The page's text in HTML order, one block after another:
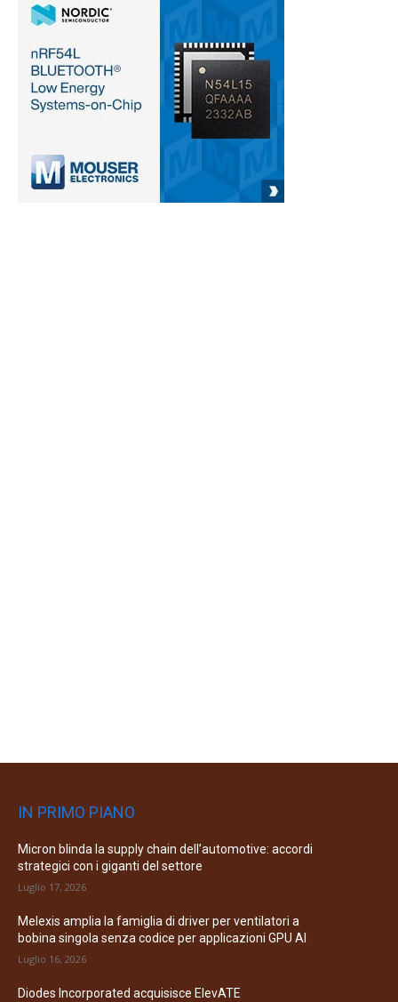
IN PRIMO PIANO
Micron blinda la supply chain dell’automotive: accordi
strategici con i giganti del settore
Luglio 17, 2026
Melexis amplia la famiglia di driver per ventilatori a
bobina singola senza codice per applicazioni GPU AI
Luglio 16, 2026
Diodes Incorporated acquisisce ElevATE